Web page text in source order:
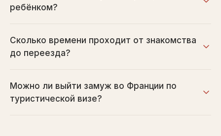
ребёнком?
Сколько времени проходит от знакомства
до переезда?
Можно ли выйти замуж во Франции по
туристической визе?